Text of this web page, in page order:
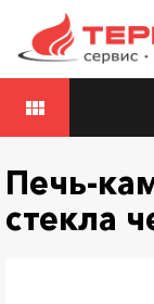
view_module
Печь-
стекла